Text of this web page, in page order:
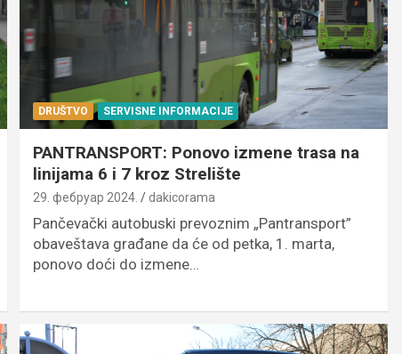
DRUŠTVO SERVISNE INFORMACIJE
PANTRANSPORT: Ponovo izmene trasa na
linijama 6 i 7 kroz Strelište
29. фебруар 2024. dakicorama
Pančevački autobuski prevoznim „Pantransport”
obaveštava građane da će od petka, 1. marta,
ponovo doći do izmene…